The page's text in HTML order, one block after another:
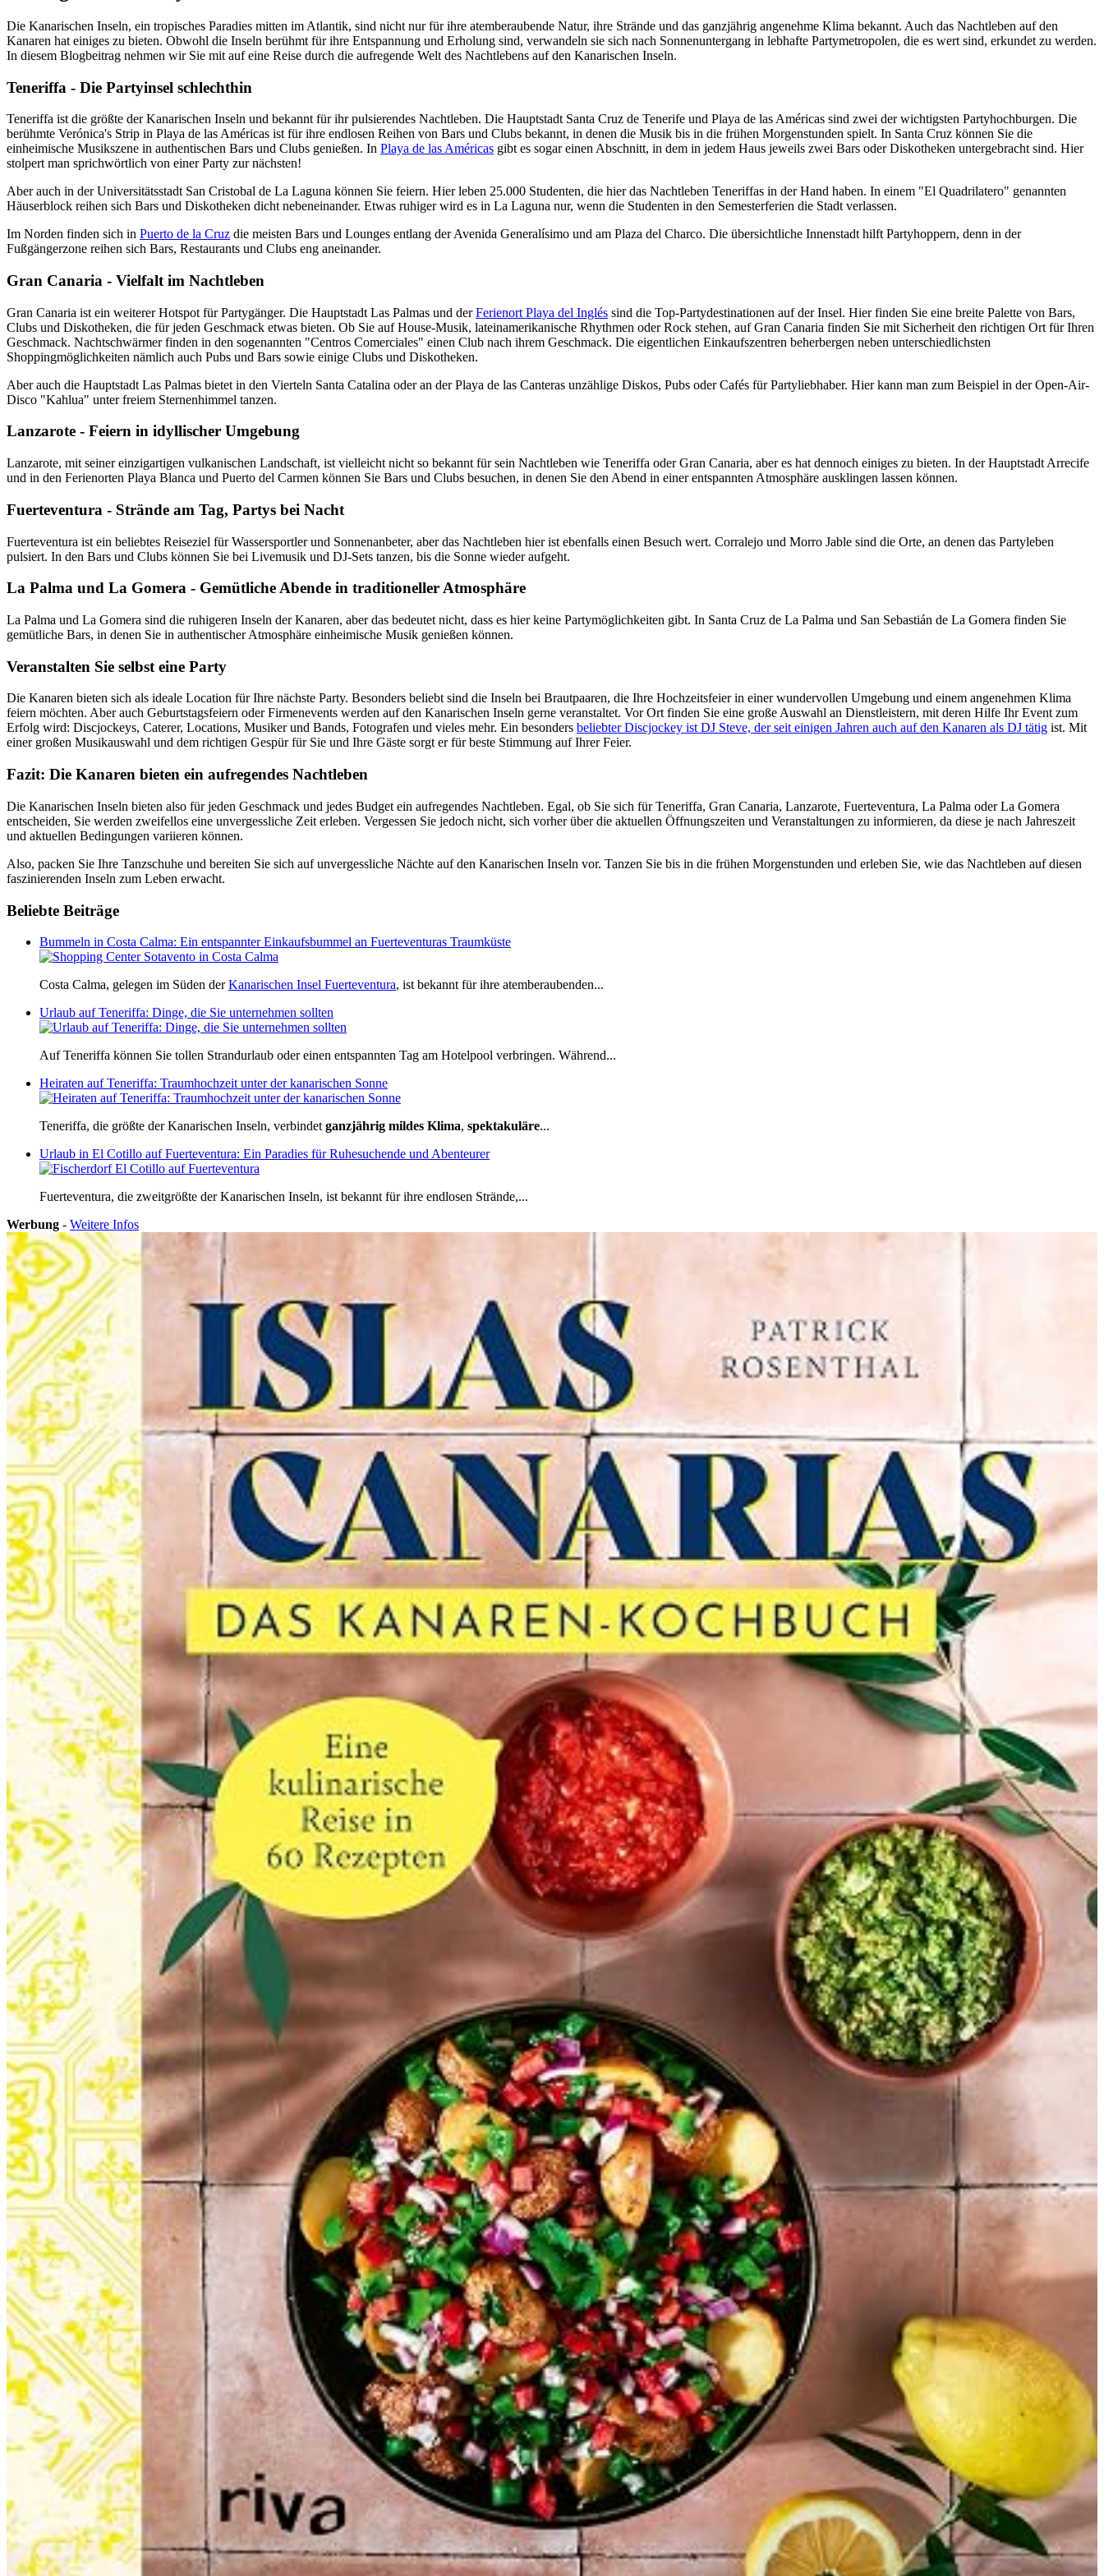
Die Kanarischen Inseln, ein tropisches Paradies mitten im Atlantik, sind nicht nur für ihre atemberaubende Natur, ihre Strände und das ganzjährig angenehme Klima bekannt. Auch das Nachtleben auf den
Kanaren hat einiges zu bieten. Obwohl die Inseln berühmt für ihre Entspannung und Erholung sind, verwandeln sie sich nach Sonnenuntergang in lebhafte Partymetropolen, die es wert sind, erkundet zu werden.
In diesem Blogbeitrag nehmen wir Sie mit auf eine Reise durch die aufregende Welt des Nachtlebens auf den Kanarischen Inseln.
Teneriffa - Die Partyinsel schlechthin
Teneriffa ist die größte der Kanarischen Inseln und bekannt für ihr pulsierendes Nachtleben. Die Hauptstadt Santa Cruz de Tenerife und Playa de las Américas sind zwei der wichtigsten Partyhochburgen. Die
berühmte Verónica's Strip in Playa de las Américas ist für ihre endlosen Reihen von Bars und Clubs bekannt, in denen die Musik bis in die frühen Morgenstunden spielt. In Santa Cruz können Sie die
einheimische Musikszene in authentischen Bars und Clubs genießen. In Playa de las Américas gibt es sogar einen Abschnitt, in dem in jedem Haus jeweils zwei Bars oder Diskotheken untergebracht sind. Hier
stolpert man sprichwörtlich von einer Party zur nächsten!
Aber auch in der Universitätsstadt San Cristobal de La Laguna können Sie feiern. Hier leben 25.000 Studenten, die hier das Nachtleben Teneriffas in der Hand haben. In einem "El Quadrilatero" genannten
Häuserblock reihen sich Bars und Diskotheken dicht nebeneinander. Etwas ruhiger wird es in La Laguna nur, wenn die Studenten in den Semesterferien die Stadt verlassen.
Im Norden finden sich in Puerto de la Cruz die meisten Bars und Lounges entlang der Avenida Generalísimo und am Plaza del Charco. Die übersichtliche Innenstadt hilft Partyhoppern, denn in der
Fußgängerzone reihen sich Bars, Restaurants und Clubs eng aneinander.
Gran Canaria - Vielfalt im Nachtleben
Gran Canaria ist ein weiterer Hotspot für Partygänger. Die Hauptstadt Las Palmas und der Ferienort Playa del Inglés sind die Top-Partydestinationen auf der Insel. Hier finden Sie eine breite Palette von Bars,
Clubs und Diskotheken, die für jeden Geschmack etwas bieten. Ob Sie auf House-Musik, lateinamerikanische Rhythmen oder Rock stehen, auf Gran Canaria finden Sie mit Sicherheit den richtigen Ort für Ihren
Geschmack. Nachtschwärmer finden in den sogenannten "Centros Comerciales" einen Club nach ihrem Geschmack. Die eigentlichen Einkaufszentren beherbergen neben unterschiedlichsten
Shoppingmöglichkeiten nämlich auch Pubs und Bars sowie einige Clubs und Diskotheken.
Aber auch die Hauptstadt Las Palmas bietet in den Vierteln Santa Catalina oder an der Playa de las Canteras unzählige Diskos, Pubs oder Cafés für Partyliebhaber. Hier kann man zum Beispiel in der Open-Air-
Disco "Kahlua" unter freiem Sternenhimmel tanzen.
Lanzarote - Feiern in idyllischer Umgebung
Lanzarote, mit seiner einzigartigen vulkanischen Landschaft, ist vielleicht nicht so bekannt für sein Nachtleben wie Teneriffa oder Gran Canaria, aber es hat dennoch einiges zu bieten. In der Hauptstadt Arrecife
und in den Ferienorten Playa Blanca und Puerto del Carmen können Sie Bars und Clubs besuchen, in denen Sie den Abend in einer entspannten Atmosphäre ausklingen lassen können.
Fuerteventura - Strände am Tag, Partys bei Nacht
Fuerteventura ist ein beliebtes Reiseziel für Wassersportler und Sonnenanbeter, aber das Nachtleben hier ist ebenfalls einen Besuch wert. Corralejo und Morro Jable sind die Orte, an denen das Partyleben
pulsiert. In den Bars und Clubs können Sie bei Livemusik und DJ-Sets tanzen, bis die Sonne wieder aufgeht.
La Palma und La Gomera - Gemütliche Abende in traditioneller Atmosphäre
La Palma und La Gomera sind die ruhigeren Inseln der Kanaren, aber das bedeutet nicht, dass es hier keine Partymöglichkeiten gibt. In Santa Cruz de La Palma und San Sebastián de La Gomera finden Sie
gemütliche Bars, in denen Sie in authentischer Atmosphäre einheimische Musik genießen können.
Veranstalten Sie selbst eine Party
Die Kanaren bieten sich als ideale Location für Ihre nächste Party. Besonders beliebt sind die Inseln bei Brautpaaren, die Ihre Hochzeitsfeier in einer wundervollen Umgebung und einem angenehmen Klima
feiern möchten. Aber auch Geburtstagsfeiern oder Firmenevents werden auf den Kanarischen Inseln gerne veranstaltet. Vor Ort finden Sie eine große Auswahl an Dienstleistern, mit deren Hilfe Ihr Event zum
Erfolg wird: Discjockeys, Caterer, Locations, Musiker und Bands, Fotografen und vieles mehr. Ein besonders beliebter Discjockey ist DJ Steve, der seit einigen Jahren auch auf den Kanaren als DJ tätig ist. Mit
einer großen Musikauswahl und dem richtigen Gespür für Sie und Ihre Gäste sorgt er für beste Stimmung auf Ihrer Feier.
Fazit: Die Kanaren bieten ein aufregendes Nachtleben
Die Kanarischen Inseln bieten also für jeden Geschmack und jedes Budget ein aufregendes Nachtleben. Egal, ob Sie sich für Teneriffa, Gran Canaria, Lanzarote, Fuerteventura, La Palma oder La Gomera
entscheiden, Sie werden zweifellos eine unvergessliche Zeit erleben. Vergessen Sie jedoch nicht, sich vorher über die aktuellen Öffnungszeiten und Veranstaltungen zu informieren, da diese je nach Jahreszeit
und aktuellen Bedingungen variieren können.
Also, packen Sie Ihre Tanzschuhe und bereiten Sie sich auf unvergessliche Nächte auf den Kanarischen Inseln vor. Tanzen Sie bis in die frühen Morgenstunden und erleben Sie, wie das Nachtleben auf diesen
faszinierenden Inseln zum Leben erwacht.
Beliebte Beiträge
Bummeln in Costa Calma: Ein entspannter Einkaufsbummel an Fuerteventuras Traumküste
Costa Calma, gelegen im Süden derKanarischen Insel Fuerteventura, ist bekannt für ihre atemberaubenden...
Urlaub auf Teneriffa: Dinge, die Sie unternehmen sollten
Auf Teneriffa können Sie tollen Strandurlaub oder einen entspannten Tag am Hotelpool verbringen. Während...
Heiraten auf Teneriffa: Traumhochzeit unter der kanarischen Sonne
Teneriffa, die größte der Kanarischen Inseln, verbindet ganzjährig mildes Klima, spektakuläre...
Urlaub in El Cotillo auf Fuerteventura: Ein Paradies für Ruhesuchende und Abenteurer
Fuerteventura, die zweitgrößte der Kanarischen Inseln, ist bekannt für ihre endlosen Strände,...
Werbung - Weitere Infos